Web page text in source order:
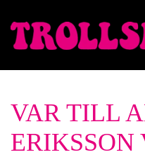
Skip to main content
VAR TILL